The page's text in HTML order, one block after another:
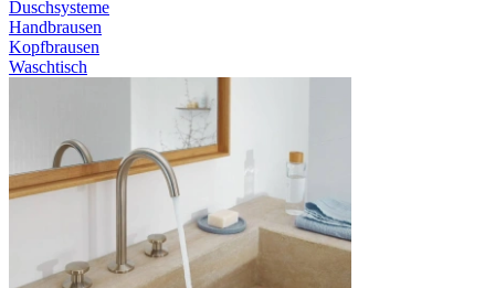
Duschsysteme
Handbrausen
Kopfbrausen
Waschtisch